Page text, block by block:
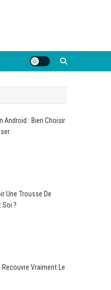
Android : Bien Choisir
Une Trousse De
Soi ?
Recouvre Vraiment Le